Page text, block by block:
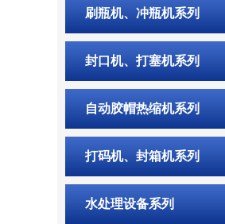
刷瓶机、冲瓶机系列
封口机、打塞机系列
自动胶帽热缩机系列
打码机、封箱机系列
水处理设备系列